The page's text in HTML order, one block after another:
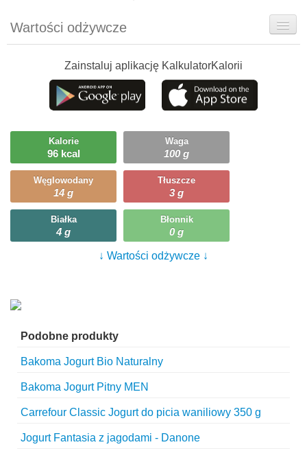
Wartości odżywcze
Szczegółówe informacje
Ciekawostki
Ile możesz zjeść?
Zainstaluj aplikację KalkulatorKalorii
Kalorie
96 kcal
Waga
100 g
Węglowodany
14 g
Tłuszcze
3 g
Białka
4 g
Błonnik
0 g
↓ Wartości odżywcze ↓
Podobne produkty
Bakoma Jogurt Bio Naturalny
Bakoma Jogurt Pitny MEN
Carrefour Classic Jogurt do picia waniliowy 350 g
Jogurt Fantasia z jagodami - Danone